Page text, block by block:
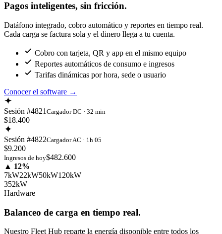
Pagos inteligentes, sin fricción.
Datáfono integrado, cobro automático y reportes en tiempo real.
Cada carga se factura sola y el dinero llega a tu cuenta.
Cobro con tarjeta, QR y app en el mismo equipo
Reportes automáticos de consumo e ingresos
Tarifas dinámicas por hora, sede o usuario
Conocer el software →
Sesión #4821 Cargador DC · 32 min
$18.400
Sesión #4822Cargador AC · 1h 05
$9.200
Ingresos de hoy$482.600
▲ 12%
7kW22kW50kW120kW
352kW
Hardware
Balanceo de carga en tiempo real.
Nuestro Fleet Hub reparte la energía disponible entre todos los